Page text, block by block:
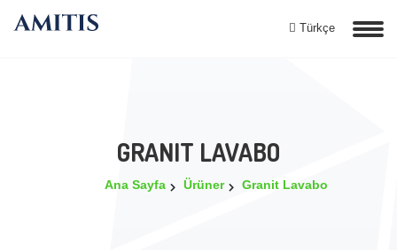
Türkçe
GRANIT LAVABO
Ana Sayfa Ürüner Granit Lavabo